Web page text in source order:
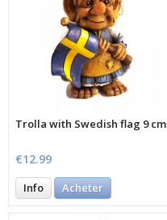
Trolla with Swedish flag 9 cm
€12.99
Info Acheter